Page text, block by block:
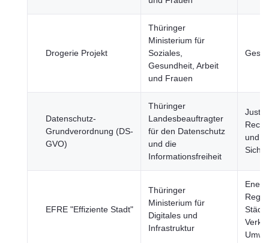
Drogerie Projekt
Thüringer
Ministerium für
Soziales,
Gesundheit, Arbeit
und Frauen
Datenschutz-
Grundverordnung (DS-
GVO)
Thüringer
Landesbeauftragter
für den Datenschutz
und die
Informationsfreiheit
Justiz,
und
EFRE "Effiziente Stadt"
Thüringer
Ministerium für
Digitales und
Infrastruktur